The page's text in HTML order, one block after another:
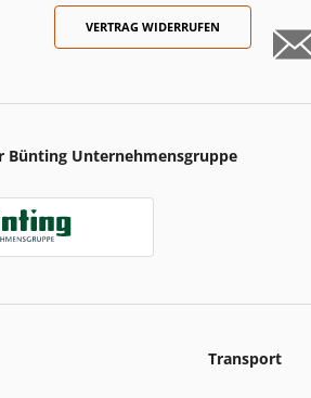
VERTRAG WIDERRUFEN
Bünting Unternehmensgruppe
Transport